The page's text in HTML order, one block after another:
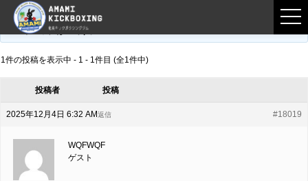
フロントページ › フォーラム
このトピックは空です。
1件の投稿を表示中 - 1 - 1件目 (全1件中)
投稿者 投稿
2025年12月4日 6:32 AM #18019
返信
WQFWQF
ゲスト